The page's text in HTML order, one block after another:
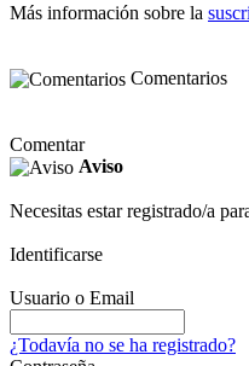
Más información sobre la
Comentarios
Comentar
Aviso
Necesitas estar registrado/a
Identificarse
Usuario o Email
¿Todavía no se ha registrado?